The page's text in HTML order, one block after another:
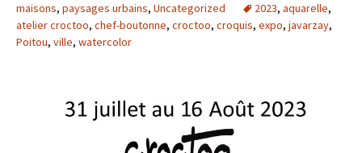
maisons, paysages urbains, Uncategorized 2023, aquarelle,
atelier croctoo, chef-boutonne, croctoo, croquis, expo, javarzay,
Poitou, ville, watercolor